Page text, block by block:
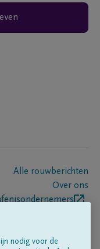
Alle rouwberichten
Over ons
nodig voor de